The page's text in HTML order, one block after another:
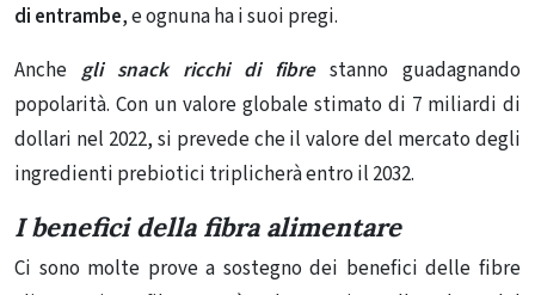
di entrambe, e ognunaha i suoi pregi.
Anche gli snack ricchi di fibrestanno guadagnando
popolarità. Con un valore globale stimato di 7 miliardi di
dollari nel 2022, si prevede che ilvalore del mercato degli
ingredienti prebiotici triplicherà entro il 2032.
I benefici della fibra alimentare
Ci sono molte prove a sostegno dei benefici delle fibre